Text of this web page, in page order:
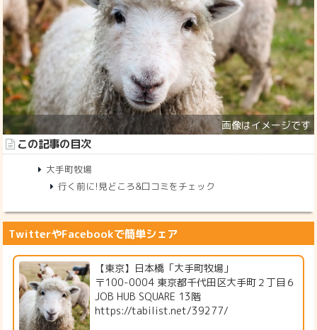
この記事の目次
大手町牧場
行く前に!見どころ&口コミをチェック
TwitterやFacebookで簡単シェア
【東京】日本橋「大手町牧場」
〒100-0004 東京都千代田区大手町２丁目６
JOB HUB SQUARE 13階
https://tabilist.net/39277/